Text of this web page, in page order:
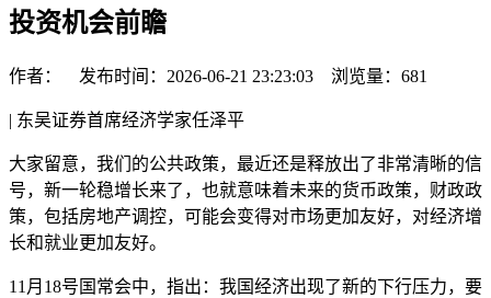
投资机会前瞻
作者： 发布时间：2026-06-21 23:23:03 浏览量： 681
| 东吴证券首席经济学家任泽平
大家留意，我们的公共政策，最近还是释放出了非常清晰的信
号，新一轮稳增长来了，也就意味着未来的货币政策，财政政
策，包括房地产调控，可能会变得对市场更加友好，对经济增
长和就业更加友好。
11月18号国常会中，指出：我国经济出现了新的下行压力，要